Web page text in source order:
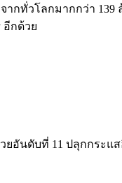
จากทั่วโลกมากกว่า
อีกด้วย
วยอันดับที่ 11 ปลุกกระ